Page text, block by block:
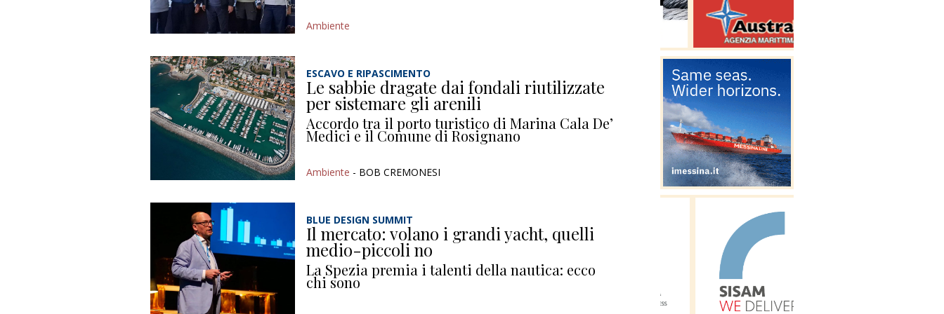
Ambiente
ESCAVO E RIPASCIMENTO
Le sabbie dragate dai fondali riutilizzate
per sistemare gli arenili
Accordo tra il porto turistico di Marina Cala De’
Medici e il Comune di Rosignano
Ambiente - BOB CREMONESI
BLUE DESIGN SUMMIT
Il mercato: volano i grandi yacht, quelli
medio-piccoli no
La Spezia premia i talenti della nautica: ecco
chi sono